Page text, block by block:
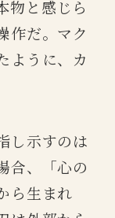
と感じら
作だ。マク
ように、カ
し示すのは
合、「心の
ら生まれ